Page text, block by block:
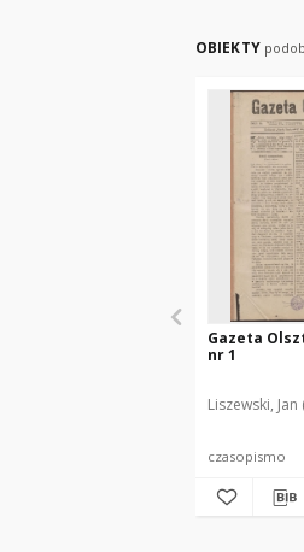
OBIEKTY
Gazeta
nr 1
Liszewski, Jan
czasopismo